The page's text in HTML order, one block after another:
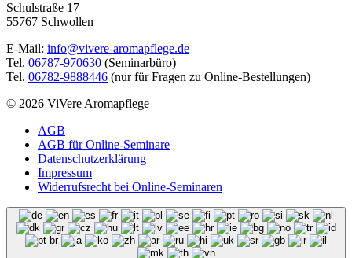
Schulstraße 17
55767 Schwollen
E-Mail: info@vivere-aromapflege.de
Tel. 06787-970630 (Seminarbüro)
Tel. 06782-9888446 (nur für Fragen zu Online-Bestellungen)
© 2026 ViVere Aromapflege
AGB
AGB für Online-Seminare
Datenschutzerklärung
Impressum
Widerrufsrecht bei Online-Seminaren